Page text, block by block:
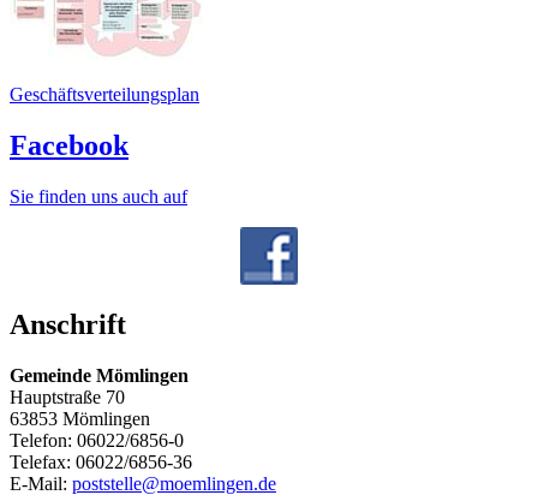
Geschäftsverteilungsplan
Facebook
Sie finden uns auch auf
Anschrift
Gemeinde Mömlingen
Hauptstraße 70
63853 Mömlingen
Telefon: 06022/6856-0
Telefax: 06022/6856-36
E-Mail: poststelle@moemlingen.de